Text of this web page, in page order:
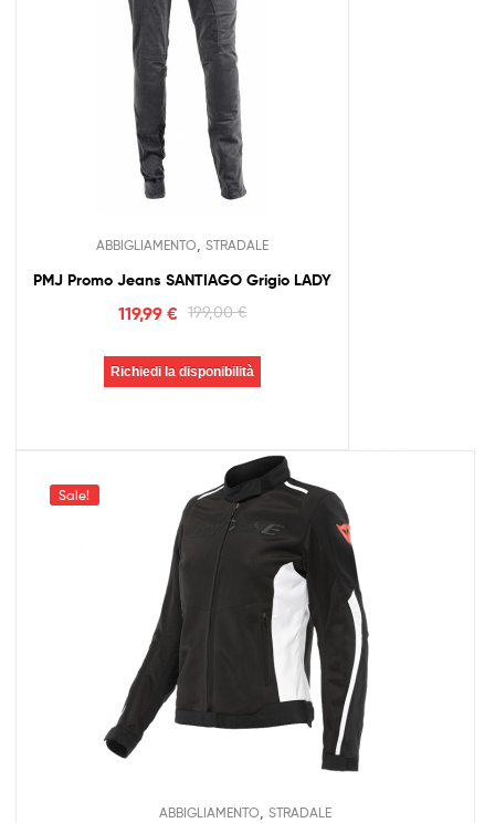
ABBIGLIAMENTO STRADALE
PMJ Promo Jeans SANTIAGO Grigio LADY
199,00€
119,99 €
Richiedi la disponibilità
Sale!
ABBIGLIAMENTO STRADALE